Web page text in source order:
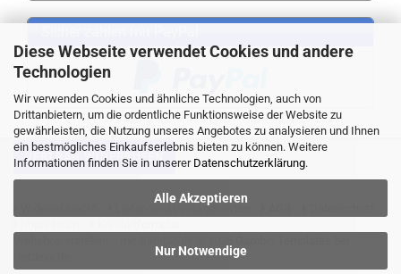
Diese Webseite verwendet Cookies und andere
Technologien
Wir verwenden Cookies und ähnliche Technologien, auch von
Drittanbietern, um die ordentliche Funktionsweise der Website zu
gewährleisten, die Nutzung unseres Angebotes zu analysieren und Ihnen
ein bestmögliches Einkaufserlebnis bieten zu können. Weitere
Informationen finden Sie in unserer Datenschutzerklärung.
Alle Akzeptieren
Nur Notwendige
VERTRAG WIDERRUFEN
Liefer- und Versandkosten